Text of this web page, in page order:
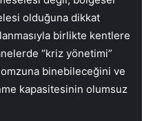
olduğuna dikkat
birlikte kentlere
“kriz yönetimi”
binebileceğini ve
kapasitesinin olumsuz